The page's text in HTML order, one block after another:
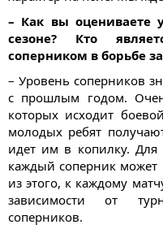
– Как вы оцениваете
сезоне? Кто
соперником в борьбе
– Уровень соперников
с прошлым годом.
которых исходит
молодых ребят
идет им в копилку.
каждый соперник может
из этого, к каждому
зависимости от
соперников.